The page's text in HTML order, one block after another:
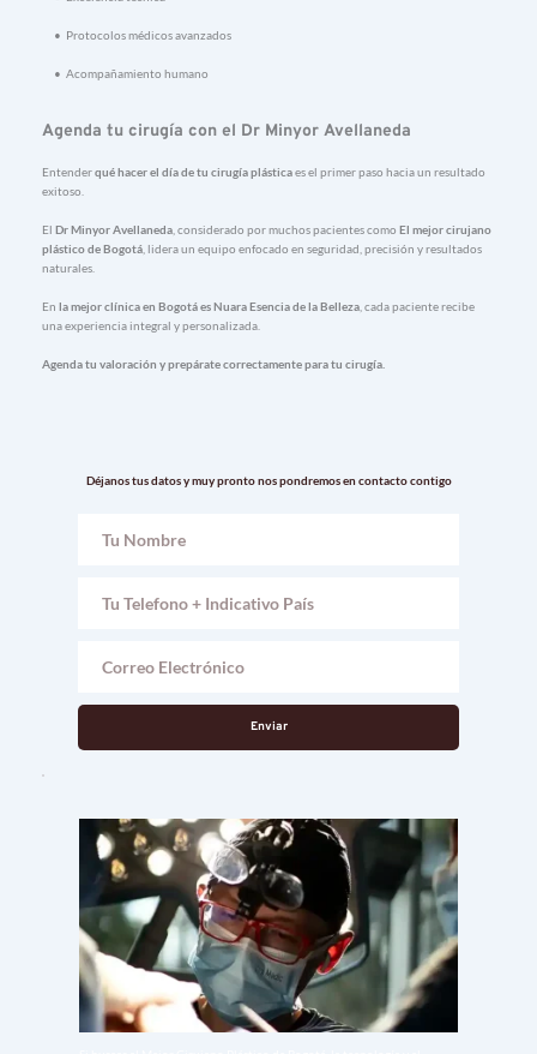
Protocolos médicos avanzados
Acompañamiento humano
Agenda tu cirugía con el Dr Minyor Avellaneda
Entender qué hacer el día de tu cirugía plásticaes el primer paso hacia un resultado
exitoso.
El Dr Minyor Avellaneda considerado por muchos pacientes como El mejor cirujano
plástico de Bogotá lidera un equipo enfocado en seguridad, precisión y resultados
naturales.
En la mejor clínica en Bogotá es Nuara Esencia de la Belleza cada paciente recibe
una experiencia integral y personalizada.
Agenda tu valoración y prepárate correctamente para tu cirugía.
Déjanos tus datos y muy pronto nos pondremos en contacto contigo
Enviar